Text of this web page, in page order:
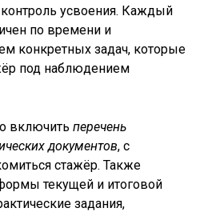
усвоения. Каждый
по времени и
конкретных задач, которые
под наблюдением
включитьперечень
документов, с
стажёр. Также
текущей и итоговой
задания,